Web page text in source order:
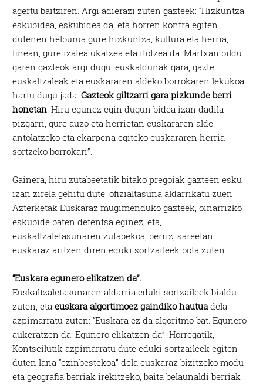
agertu baitziren. Argi adierazi zuten gazteek: “Hizkuntza
eskubidea, eskubidea da, eta horren kontra egiten
dutenen helburua gure hizkuntza, kultura eta herria,
finean, gure izatea ukatzea eta itotzea da. Martxan bildu
garen gazteok argi dugu: euskaldunak gara, gazte
euskaltzaleak eta euskararen aldeko borrokaren lekukoa
hartu dugu jada. Gazteok giltzarri gara pizkunde berri
honetan. Hiru egunez egin dugun bidea izan dadila
pizgarri, gure auzo eta herrietan euskararen alde
antolatzeko eta ekarpena egiteko euskararen herria
sortzeko borrokari”.
Gainera, hiru zutabeetatik bitako pregoiak gazteen esku
izan zirela gehitu dute: ofizialtasuna aldarrikatu zuen
Azterketak Euskaraz mugimenduko gazteek, oinarrizko
eskubide baten defentsa eginez; eta,
euskaltzaletasunaren zutabekoa, berriz, sareetan
euskaraz aritzen diren eduki sortzaileek bota zuten.
“Euskara egunero elikatzen da”.
Euskaltzaletasunaren aldarria eduki sortzaileek bialdu
zuten, etaeuskara algortimoez gaindiko hautuadela
azpimarratu zuten: “Euskara ez da algoritmo bat. Egunero
aukeratzen da. Egunero elikatzen da”. Horregatik,
Kontseilutik azpimarratu dute eduki sortzaileek egiten
duten lana “ezinbestekoa” dela euskaraz bizitzeko modu
eta geografia berriak irekitzeko, baita belaunaldi berriak